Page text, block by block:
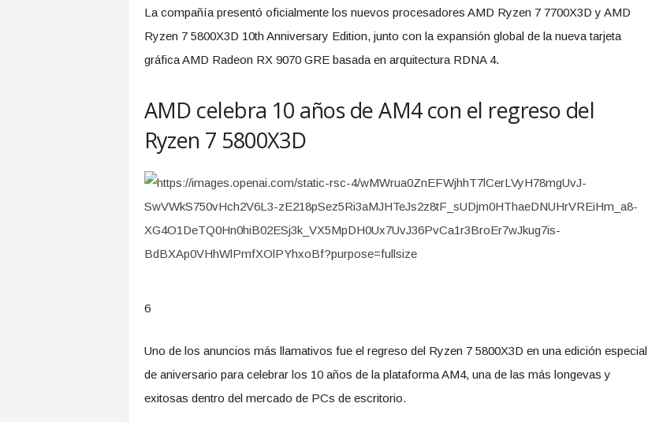
La compañía presentó oficialmente los nuevos procesadores AMD Ryzen 7 7700X3D y AMD
Ryzen 7 5800X3D 10th Anniversary Edition, junto con la expansión global de la nueva tarjeta
gráfica AMD Radeon RX 9070 GRE basada en arquitectura RDNA 4.
AMD celebra 10 años de AM4 con el regreso del
Ryzen 7 5800X3D
6
Uno de los anuncios más llamativos fue el regreso del Ryzen 7 5800X3D en una edición especial
de aniversario para celebrar los 10 años de la plataforma AM4, una de las más longevas y
exitosas dentro del mercado de PCs de escritorio.